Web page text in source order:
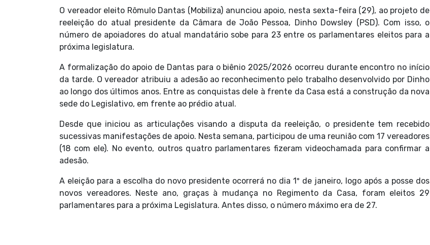
O vereador eleito Rômulo Dantas (Mobiliza) anunciou apoio, nesta sexta-feira (29), ao projeto de
reeleição do atual presidente da Câmara de João Pessoa, Dinho Dowsley (PSD). Com isso, o
número de apoiadores do atual mandatário sobe para 23 entre os parlamentares eleitos para a
próxima legislatura.
A formalização do apoio de Dantas para o biênio 2025/2026 ocorreu durante encontro no início
da tarde. O vereador atribuiu a adesão ao reconhecimento pelo trabalho desenvolvido por Dinho
ao longo dos últimos anos. Entre as conquistas dele à frente da Casa está a construção da nova
sede do Legislativo, em frente ao prédio atual.
Desde que iniciou as articulações visando a disputa da reeleição, o presidente tem recebido
sucessivas manifestações de apoio. Nesta semana, participou de uma reunião com 17 vereadores
(18 com ele). No evento, outros quatro parlamentares fizeram videochamada para confirmar a
adesão.
A eleição para a escolha do novo presidente ocorrerá no dia 1º de janeiro, logo após a posse dos
novos vereadores. Neste ano, graças à mudança no Regimento da Casa, foram eleitos 29
parlamentares para a próxima Legislatura. Antes disso, o número máximo era de 27.